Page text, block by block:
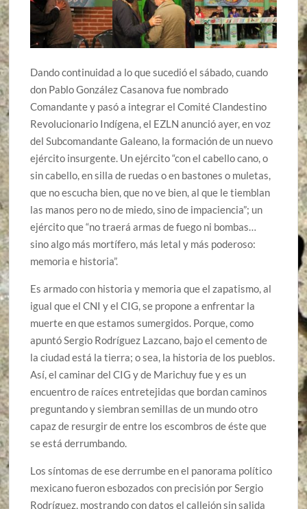
Dando continuidad a lo que sucedió el sábado, cuando
don Pablo González Casanova fue nombrado
Comandante y pasó a integrar el Comité Clandestino
Revolucionario Indígena, el EZLN anunció ayer, en voz
del Subcomandante Galeano, la formación de un nuevo
ejército insurgente. Un ejército “con el cabello cano, o
sin cabello, en silla de ruedas o en bastones o muletas,
que no escucha bien, que no ve bien, al que le tiemblan
las manos pero no de miedo, sino de impaciencia”; un
ejército que “no traerá armas de fuego ni bombas…
sino algo más mortífero, más letal y más poderoso:
memoria e historia”.
Es armado con historia y memoria que el zapatismo, al
igual que el CNI y el CIG, se propone a enfrentar la
muerte en que estamos sumergidos. Porque, como
apuntó Sergio Rodríguez Lazcano, bajo el cemento de
la ciudad está la tierra; o sea, la historia de los pueblos.
Así, el caminar del CIG y de Marichuy fue y es un
encuentro de raíces entretejidas que bordan caminos
preguntando y siembran semillas de un mundo otro
capaz de resurgir de entre los escombros de éste que
se está derrumbando.
Los síntomas de ese derrumbe en el panorama político
mexicano fueron esbozados con precisión por Sergio
Rodríguez, mostrando con datos el callejón sin salida